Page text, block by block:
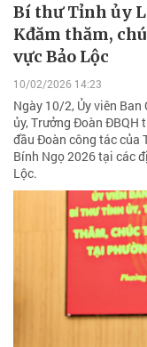
Bí thư Tỉnh ủy
Kđăm thăm,
vực Bảo Lộc
10/02/2026 14:23
Ngày 10/2, Ủy viên
ủy, Trưởng Đoàn ĐBQH
đầu Đoàn công tác của
Bính Ngọ 2026 tại các
Lộc.